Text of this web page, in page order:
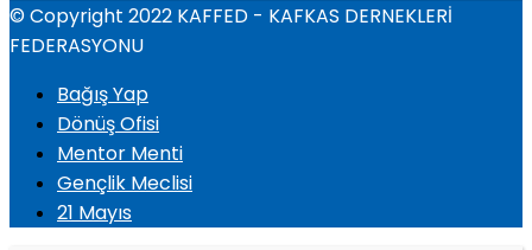
© Copyright 2022 KAFFED - KAFKAS DERNEKLERİ
FEDERASYONU
Bağış Yap
Dönüş Ofisi
Mentor Menti
Gençlik Meclisi
21 Mayıs